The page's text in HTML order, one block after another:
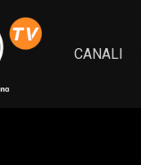
CANALI